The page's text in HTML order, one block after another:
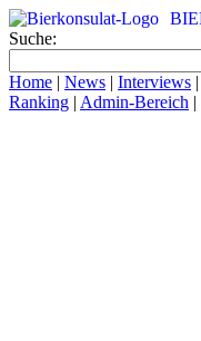
Suche:
Home | News | Interviews |
Ranking | Admin-Bereich |